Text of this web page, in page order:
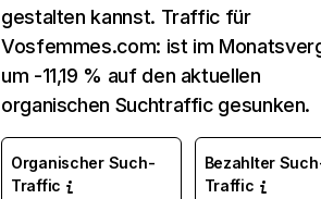
gestalten kannst. Traffic für
Vosfemmes.com: ist im
um -11,19 % auf den aktuellen
organischen Suchtraffic gesunken.
Organischer Such-
Traffic
Bezahlter
Traffic